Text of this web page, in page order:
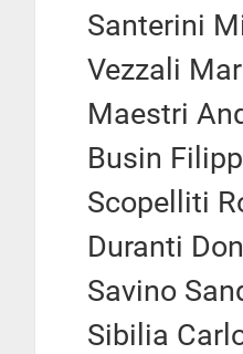
Santerini
Vezzali
Maestri
Busin
Scopelliti
Duranti
Savino
Sibilia